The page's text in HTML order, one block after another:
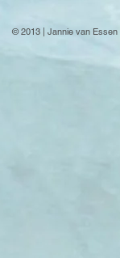
© 2013 | Jannie van Essen |